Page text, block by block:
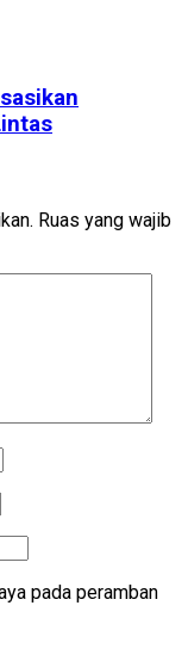
Ruas yang wajib
pada peramban